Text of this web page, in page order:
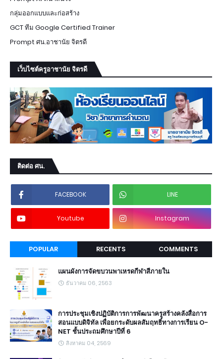
กลุ่มออกแบบและก่อสร้าง
GCT ทีม Google Certified Trainer
Prompt ศน.อาชานัย จิตรดี
เว็บไซต์ครูอาชานัย จิตรดี
ติดต่อ ศน.
FACEBOOK LINE
Youtube Instagram
POPULAR RECENTS COMMENTS
แผนผังการจัดขบวนพาเหรดกีฬาสีภายใน
ธันวาคม 06, 2563
การประชุมเชิงปฏิบัติการการพัฒนาครูสร้างคลังสื่อการ
สอนแบบดิจิทัล เพื่อยกระดับผลสัมฤทธิ์ทางการเรียน O-
NET ชั้นประถมศึกษาปีที่ 6
สิงหาคม 04, 2569